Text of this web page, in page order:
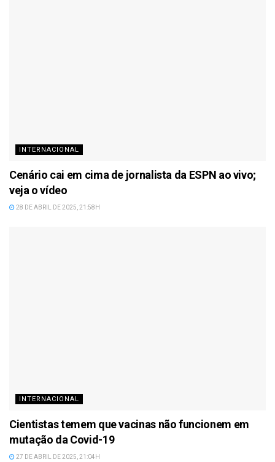
INTERNACIONAL
Cenário cai em cima de jornalista da ESPN ao vivo;
veja o vídeo
28 DE ABRIL DE 2025, 21:58H
INTERNACIONAL
Cientistas temem que vacinas não funcionem em
mutação da Covid-19
27 DE ABRIL DE 2025, 21:04H